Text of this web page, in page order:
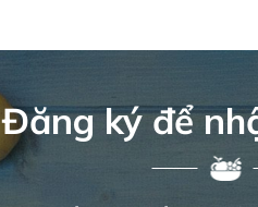
Đăng ký để